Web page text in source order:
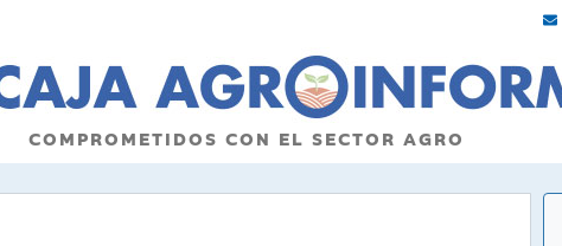
COMPROMETIDOS CON EL SECTOR AGRO